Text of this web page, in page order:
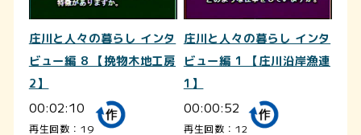
庄川と人々の暮らし インタ
ビュー編 8 【挽物木地工房
2】
00:02:10
再生回数：19
庄川と人々の暮らし インタ
ビュー編 1 【庄川沿岸漁連
1】
00:00:52
再生回数：12